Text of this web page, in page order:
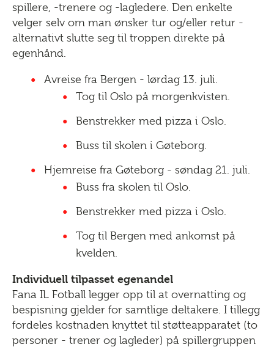
spillere, -trenere og -lagledere. Den enkelte
velger selv om man ønsker tur og/eller retur -
alternativt slutte seg til troppen direkte på
egenhånd.
Avreise fra Bergen - lørdag 13. juli.
Tog til Oslo på morgenkvisten.
Benstrekker med pizza i Oslo.
Buss til skolen i Gøteborg.
Hjemreise fra Gøteborg - søndag 21. juli.
Buss fra skolen til Oslo.
Benstrekker med pizza i Oslo.
Tog til Bergen med ankomst på
kvelden.
Individuell tilpasset egenandel
Fana IL Fotball legger opp til at overnatting og
bespisning gjelder for samtlige deltakere. I tillegg
fordeles kostnaden knyttet til støtteapparatet (to
personer - trener og lagleder) på spillergruppen